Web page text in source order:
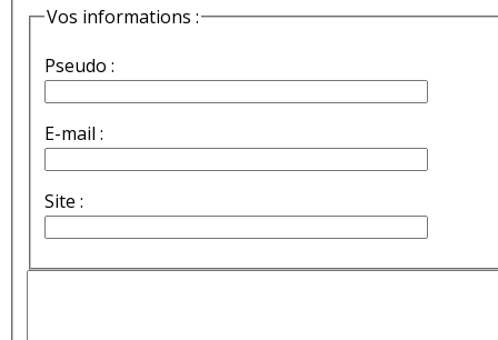
Vos informations :
Pseudo :
E-mail :
Site :